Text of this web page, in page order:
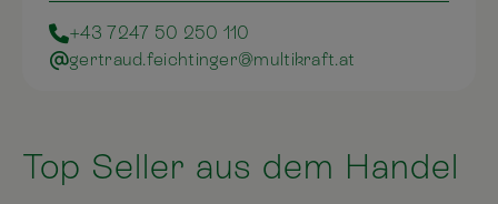
+43 7247 50 250 110
gertraud.feichtinger@multikraft.at
Top Seller aus dem Handel